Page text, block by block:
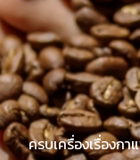
ครบเครื่องเรื่องก